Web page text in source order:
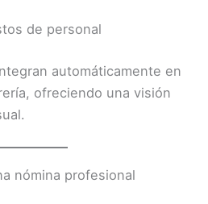
de personal
automáticamente en
ofreciendo una visión
nómina profesional